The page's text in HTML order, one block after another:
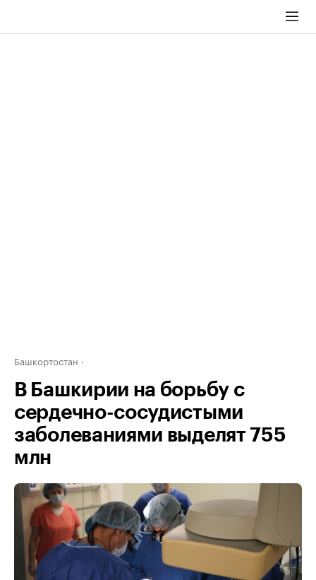
Башкортостан
В Башкирии на борьбу с
сердечно-сосудистыми
заболеваниями выделят 755
млн